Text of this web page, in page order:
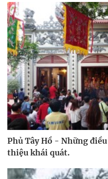
Phủ Tây Hồ - Những
thiệu khái quát.